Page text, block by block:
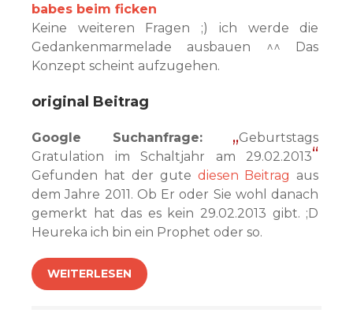
babes beim ficken
Keine weiteren Fragen ;) ich werde die
Gedankenmarmelade ausbauen ^^ Das
Konzept scheint aufzugehen.
original Beitrag
Google Suchanfrage:
Geburtstags
Gratulation im Schaltjahr am 29.02.2013
Gefunden hat der gute diesen Beitrag aus
dem Jahre 2011. Ob Er oder Sie wohl danach
gemerkt hat das es kein 29.02.2013 gibt. ;D
Heureka ich bin ein Prophet oder so.
WEITERLESEN